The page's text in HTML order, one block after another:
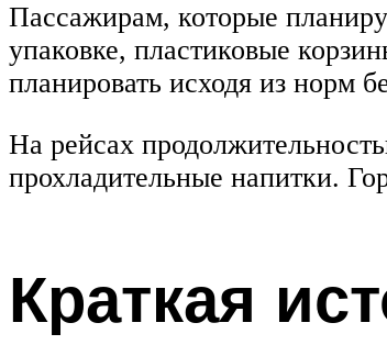
Пассажирам, которые
упаковке, пластиковые
планировать исходя из норм
На рейсах
прохладительные напитки.
Краткая